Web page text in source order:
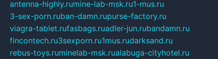
antenna-highly.rumine-lab-msk.ru1-mus.ru
3-sex-porn.ruban-damn.rupurse-factory.ru
viagra-tablet.rufasbags.ruadler-jun.rubandamn.ru
fincontech.ru3sexporn.ru1mus.rudarksand.ru
rebus-toys.ruminelab-msk.rualabuga-cityhotel.ru